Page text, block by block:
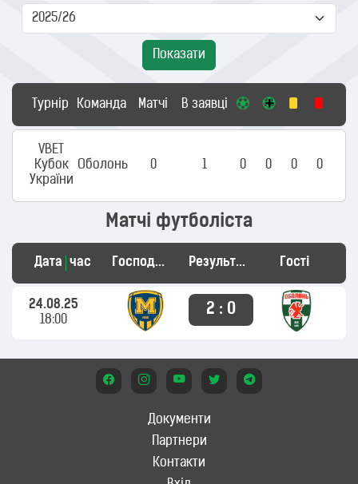
Показати
Турнір Команда Матчі В заявці
VBET
Кубок
України
Оболонь 0 1 0 0 0 0
Матчі футболіста
Дата час Господарі Результат Гості
24.08.25
18:00
2 : 0
Документи
Партнери
Контакти